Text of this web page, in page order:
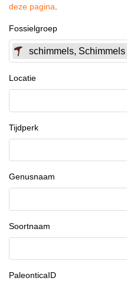
deze pagina.
Fossielgroep
schimmels,
Locatie
Tijdperk
Genusnaam
Soortnaam
PaleonticaID